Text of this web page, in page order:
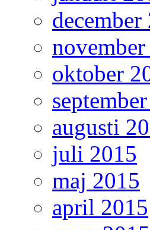
december
oktober
augusti
juli 2015
maj 2015
april 2015